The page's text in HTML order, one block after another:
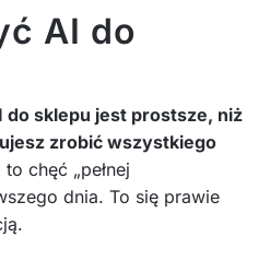
AI do
do sklepu jest prostsze, niż
zrobić wszystkiego
chęć „pełnej
dnia. To się prawie